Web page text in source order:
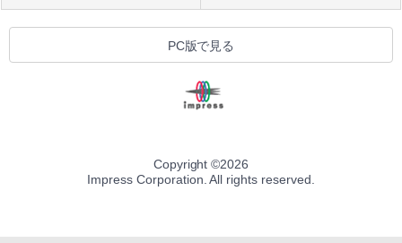
PC版で見る
Copyright ©2026
Impress Corporation. All rights reserved.